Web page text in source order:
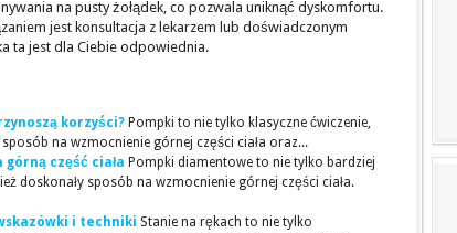
na pusty żołądek, co pozwala uniknąć dyskomfortu.
jest konsultacja z lekarzem lub doświadczonym
ta jest dla Ciebie odpowiednia.
korzyści? Pompki to nie tylko klasyczne ćwiczenie,
na wzmocnienie górnej części ciała oraz...
część ciała Pompki diamentowe to nie tylko bardziej
doskonały sposób na wzmocnienie górnej części ciała.
i techniki Stanie na rękach to nie tylko